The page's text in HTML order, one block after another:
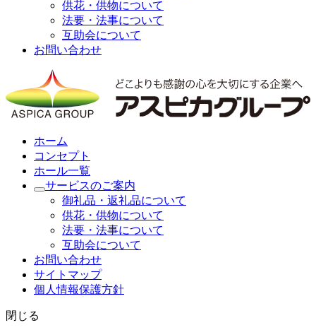
供花・供物について
法要・法事について
互助会について
お問い合わせ
ホーム
コンセプト
ホール一覧
サービスのご案内
御礼品・返礼品について
供花・供物について
法要・法事について
互助会について
お問い合わせ
サイトマップ
個人情報保護方針
閉じる